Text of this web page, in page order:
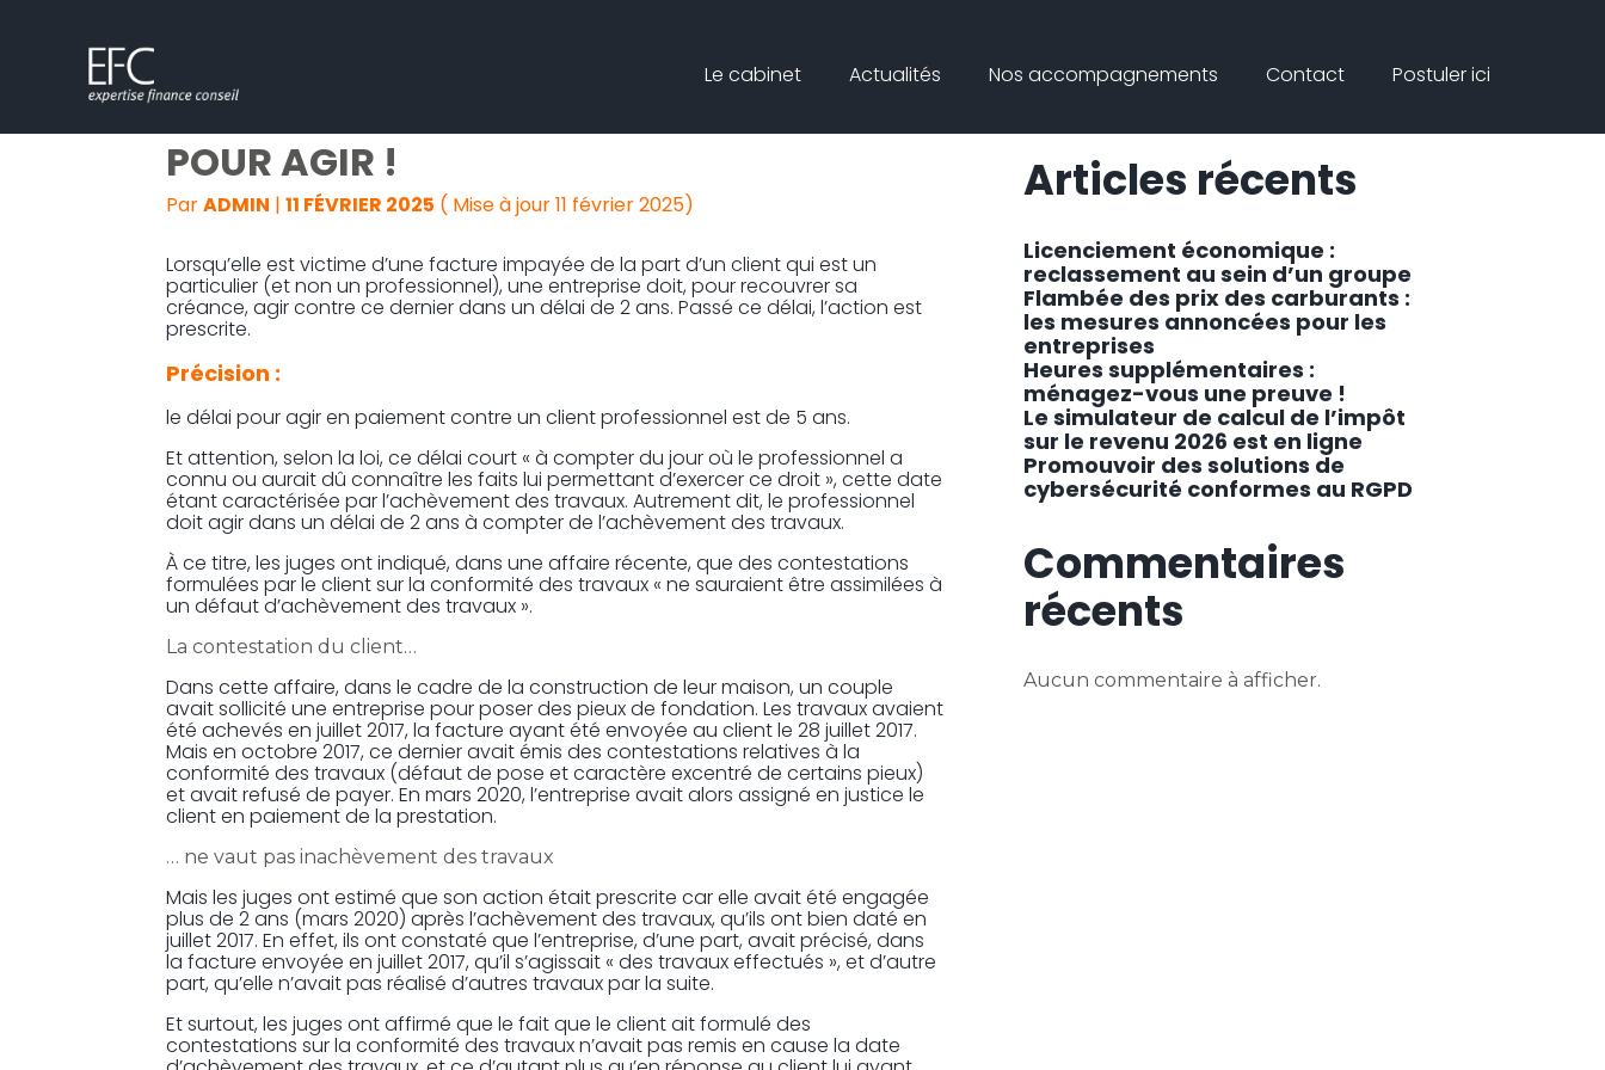
Aller
au
Le cabinet Actualités Nos accompagnements Contact Postuler ici
FACTURE IMPAYÉE : GARE AU DÉLAI
POUR AGIR !
ParADMIN |11 FÉVRIER 2025 ( Mise à jour 11 février 2025)
Lorsqu’elle est victime d’une facture impayée de la part d’un client qui est un
particulier (et non un professionnel), une entreprise doit, pour recouvrer sa
créance, agir contre ce dernier dans un délai de 2 ans. Passé ce délai, l’action est
prescrite.
Précision :
le délai pour agir en paiement contre un client professionnel est de 5 ans.
Et attention, selon la loi, ce délai court « à compter du jour où le professionnel a
connu ou aurait dû connaître les faits lui permettant d’exercer ce droit », cette date
étant caractérisée par l’achèvement des travaux. Autrement dit, le professionnel
doit agir dans un délai de 2 ans à compter de l’achèvement des travaux.
À ce titre, les juges ont indiqué, dans une affaire récente, que des contestations
formulées par le client sur la conformité des travaux « ne sauraient être assimilées à
un défaut d’achèvement des travaux ».
La contestation du client…
Dans cette affaire, dans le cadre de la construction de leur maison, un couple
avait sollicité une entreprise pour poser des pieux de fondation. Les travaux avaient
été achevés en juillet 2017, la facture ayant été envoyée au client le 28 juillet 2017.
Mais en octobre 2017, ce dernier avait émis des contestations relatives à la
conformité des travaux (défaut de pose et caractère excentré de certains pieux)
et avait refusé de payer. En mars 2020, l’entreprise avait alors assigné en justice le
client en paiement de la prestation.
… ne vaut pas inachèvement des travaux
Mais les juges ont estimé que son action était prescrite car elle avait été engagée
plus de 2 ans (mars 2020) après l’achèvement des travaux, qu’ils ont bien daté en
juillet 2017. En effet, ils ont constaté que l’entreprise, d’une part, avait précisé, dans
la facture envoyée en juillet 2017, qu’il s’agissait « des travaux effectués », et d’autre
part, qu’elle n’avait pas réalisé d’autres travaux par la suite.
Et surtout, les juges ont affirmé que le fait que le client ait formulé des
contestations sur la conformité des travaux n’avait pas remis en cause la date
Blog
sidebar
Articles récents
Licenciement économique :
reclassement au sein d’un groupe
Flambée des prix des carburants :
les mesures annoncées pour les
entreprises
Heures supplémentaires :
ménagez-vous une preuve !
Le simulateur de calcul de l’impôt
sur le revenu 2026 est en ligne
Promouvoir des solutions de
cybersécurité conformes au RGPD
Commentaires
récents
Aucun commentaire à afficher.